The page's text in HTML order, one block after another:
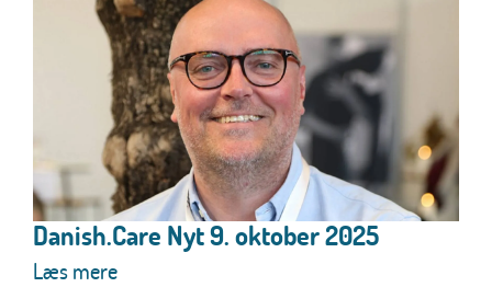
Danish.Care Nyt 9. oktober 2025
Læs mere